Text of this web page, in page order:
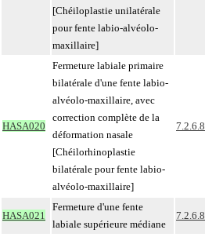
[Chéiloplastie unilatérale
pour fente labio-alvéolo-
maxillaire]
HASA020
Fermeture labiale primaire
bilatérale d'une fente labio-
alvéolo-maxillaire, avec
correction complète de la
déformation nasale
[Chéilorhinoplastie
bilatérale pour fente labio-
alvéolo-maxillaire]
7.2.6.8
HASA021
Fermeture d'une fente
labiale supérieure médiane
7.2.6.8